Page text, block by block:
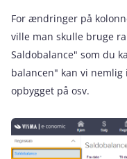
For ændringer på
ville man skulle bruge
Saldobalance" som du
balancen" kan vi
opbygget på osv.